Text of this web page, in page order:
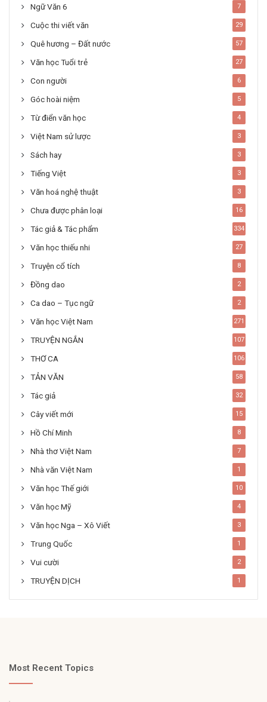
Ngữ Văn 6 7
Cuộc thi viết văn 29
Quê hương – Đất nước 57
Văn học Tuổi trẻ 27
Con người 6
Góc hoài niệm 5
Từ điển văn học 4
Việt Nam sử lược 3
Sách hay 3
Tiếng Việt 3
Văn hoá nghệ thuật 3
Chưa được phân loại 16
Tác giả & Tác phẩm 334
Văn học thiếu nhi 27
Truyện cổ tích 8
Đồng dao 2
Ca dao – Tục ngữ 2
Văn học Việt Nam 271
TRUYỆN NGẮN 107
THƠ CA 106
TẢN VĂN 58
Tác giả 32
Cây viết mới 15
Hồ Chí Minh 8
Nhà thơ Việt Nam 7
Nhà văn Việt Nam 1
Văn học Thế giới 10
Văn học Mỹ 4
Văn học Nga – Xô Viết 3
Trung Quốc 1
Vui cười 2
TRUYỆN DỊCH 1
Most Recent Topics